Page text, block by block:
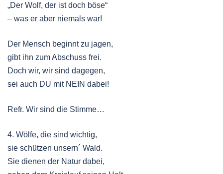
„Der Wolf, der ist doch böse“
– was er aber niemals war!
Der Mensch beginnt zu jagen,
gibt ihn zum Abschuss frei.
Doch wir, wir sind dagegen,
sei auch DU mit NEIN dabei!
Refr. Wir sind die Stimme…
4. Wölfe, die sind wichtig,
sie schützen unsern´ Wald.
Sie dienen der Natur dabei,